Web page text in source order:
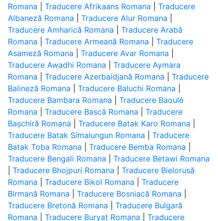
Romana
Traducere Afrikaans Romana
Traducere
Albaneză Romana
Traducere Alur Romana
Traducere Amharică Romana
Traducere Arabă
Romana
Traducere Armeană Romana
Traducere
Asameză Romana
Traducere Avar Romana
Traducere Awadhi Romana
Traducere Aymara
Romana
Traducere Azerbaidjană Romana
Traducere
Balineză Romana
Traducere Baluchi Romana
Traducere Bambara Romana
Traducere Baoulé
Romana
Traducere Bască Romana
Traducere
Bașchiră Romana
Traducere Batak Karo Romana
Traducere Batak Simalungun Romana
Traducere
Batak Toba Romana
Traducere Bemba Romana
Traducere Bengali Romana
Traducere Betawi Romana
Traducere Bhojpuri Romana
Traducere Bielorusă
Romana
Traducere Bikol Romana
Traducere
Birmană Romana
Traducere Bosniacă Romana
Traducere Bretonă Romana
Traducere Bulgară
Romana
Traducere Buryat Romana Traducere